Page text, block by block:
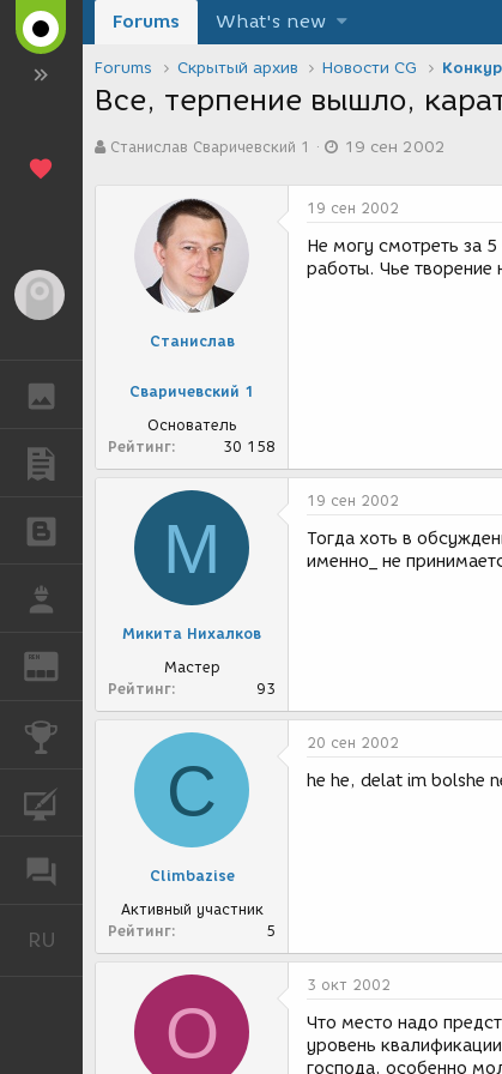
ГАЛЕРЕЯ
БЛОГИ
REN
КОНКУРСЫ
КУРСЫ
RU Русский
Forums What's new
Forums Скрытый архив Новости CG
Все, терпение вышло,
в
Станислав Сваричевский 1
а
с
о
з
19 сен 2002
Станислав
Сваричевский 1
Основатель
Рейтинг
30 158
19 сен 2002
Не могу смотреть за
работы. Чье творение
М
Микита Нихалков
Мастер
Рейтинг
93
19 сен 2002
Тогда хоть в
именно_ не
C
Climbazise
Активный участник
Рейтинг
5
20 сен 2002
he he, delat im bolshe
O
3 окт 2002
Что место надо
уровень
господа, особенно